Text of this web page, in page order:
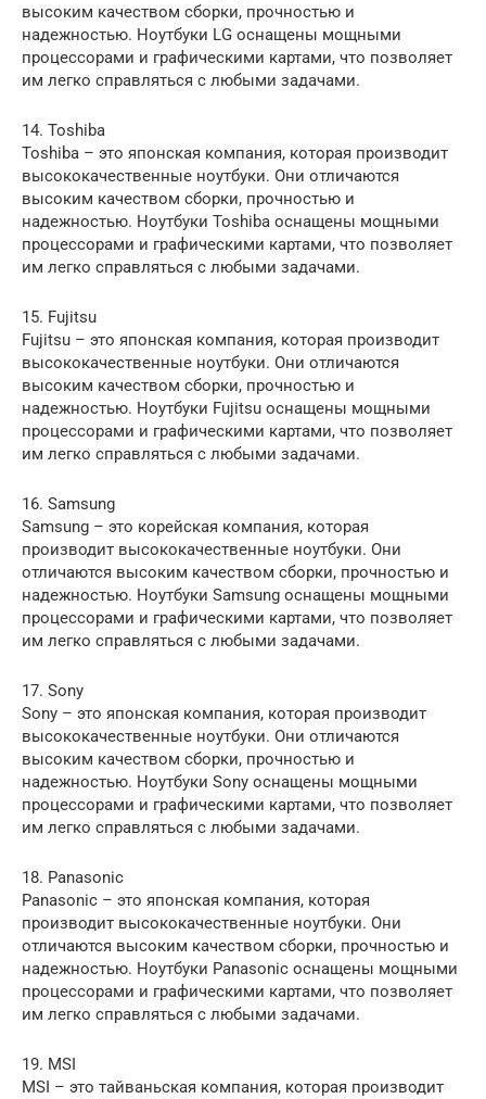
высоким качеством сборки, прочностью и
надежностью. Ноутбуки LG оснащены мощными
процессорами и графическими картами, что позволяет
им легко справляться с любыми задачами.
14. Toshiba
Toshiba – это японская компания, которая производит
высококачественные ноутбуки. Они отличаются
высоким качеством сборки, прочностью и
надежностью. Ноутбуки Toshiba оснащены мощными
процессорами и графическими картами, что позволяет
им легко справляться с любыми задачами.
15. Fujitsu
Fujitsu – это японская компания, которая производит
высококачественные ноутбуки. Они отличаются
высоким качеством сборки, прочностью и
надежностью. Ноутбуки Fujitsu оснащены мощными
процессорами и графическими картами, что позволяет
им легко справляться с любыми задачами.
16. Samsung
Samsung – это корейская компания, которая
производит высококачественные ноутбуки. Они
отличаются высоким качеством сборки, прочностью и
надежностью. Ноутбуки Samsung оснащены мощными
процессорами и графическими картами, что позволяет
им легко справляться с любыми задачами.
17. Sony
Sony – это японская компания, которая производит
высококачественные ноутбуки. Они отличаются
высоким качеством сборки, прочностью и
надежностью. Ноутбуки Sony оснащены мощными
процессорами и графическими картами, что позволяет
им легко справляться с любыми задачами.
18. Panasonic
Panasonic – это японская компания, которая
производит высококачественные ноутбуки. Они
отличаются высоким качеством сборки, прочностью и
надежностью. Ноутбуки Panasonic оснащены мощными
процессорами и графическими картами, что позволяет
им легко справляться с любыми задачами.
19. MSI
MSI – это тайваньская компания, которая производит